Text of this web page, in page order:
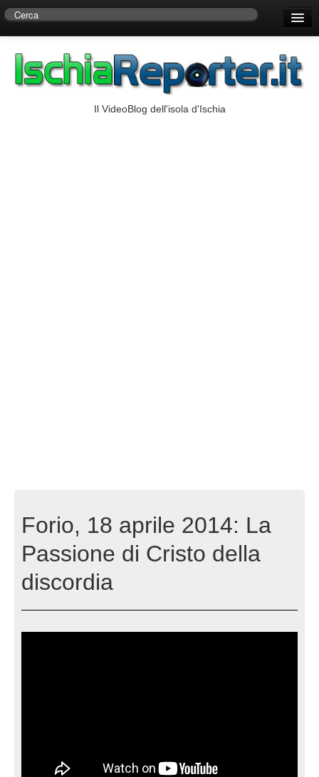
Centro di Ricerche Storiche D’Ambra
Il VideoBlog dell'isola d'Ischia
Forio, 18 aprile 2014: La
Passione di Cristo della
discordia